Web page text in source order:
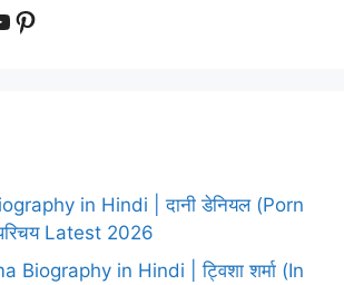
Pinterest
in Hindi | दानी डेनियल (Porn
Latest 2026
Biography in Hindi | ट्विशा शर्मा (In